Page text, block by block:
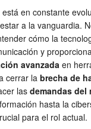
en constante
a la vanguardia.
cómo la
y
avanzada en
cerrar la brecha de
las demandas del
hasta la
para el rol actual.